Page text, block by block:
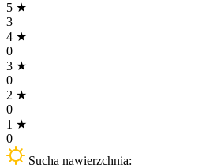
5 ★
3
4 ★
0
3 ★
0
2 ★
0
1 ★
0
Sucha nawierzchnia: